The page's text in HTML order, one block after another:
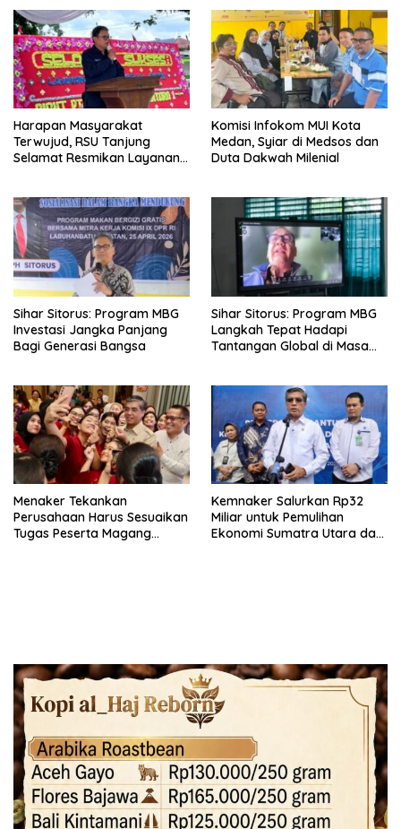
Harapan Masyarakat
Terwujud, RSU Tanjung
Selamat Resmikan Layanan
Komisi Infokom MUI Kota
Medan, Syiar di Medsos dan
Duta Dakwah Milenial
Sihar Sitorus: Program MBG
Investasi Jangka Panjang
Bagi Generasi Bangsa
Sihar Sitorus: Program MBG
Langkah Tepat Hadapi
Tantangan Global di Masa
Menaker Tekankan
Perusahaan Harus Sesuaikan
Tugas Peserta Magang
Kemnaker Salurkan Rp32
Miliar untuk Pemulihan
Ekonomi Sumatra Utara dan